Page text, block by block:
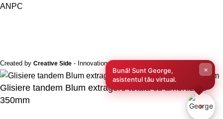
ANPC
Created by Creative Side - Innovation Performance
Glisiere tandem Blum extragere totala cu amortizare
350mm
Bună! Sunt George,
asistentul tău virtual.
×